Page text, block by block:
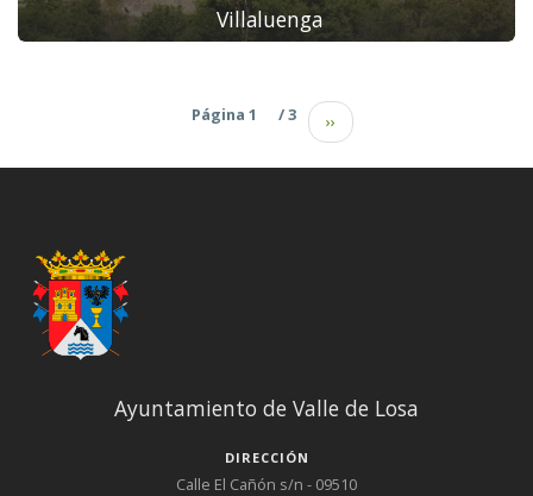
Villaluenga
Página 1 / 3 ››
Ayuntamiento de Valle de Losa
DIRECCIÓN
Calle El Cañón s/n - 09510